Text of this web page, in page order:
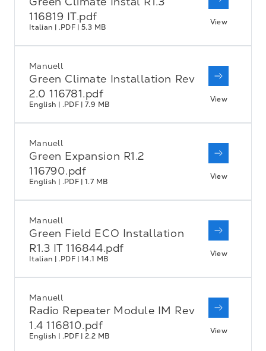
116819 IT.pdf
Italian | .PDF | 5.3 MB
View
Manuell
Green Climate Installation Rev
2.0 116781.pdf
English | .PDF | 7.9 MB
View
Manuell
Green Expansion R1.2
116790.pdf
English | .PDF | 1.7 MB
View
Manuell
Green Field ECO Installation
R1.3 IT 116844.pdf
Italian | .PDF | 14.1 MB
View
Manuell
Radio Repeater Module IM Rev
1.4 116810.pdf
English | .PDF | 2.2 MB
View